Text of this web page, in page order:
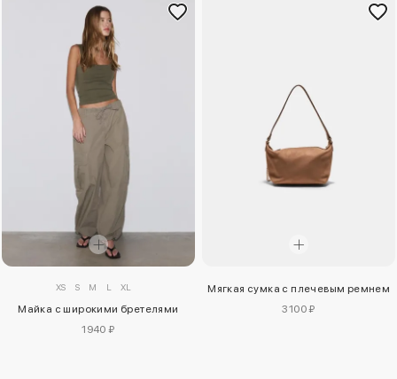
XS S M L XL
Майка с широкими бретелями
1940 ₽
Мягкая сумка с плечевым ремнем
3100 ₽